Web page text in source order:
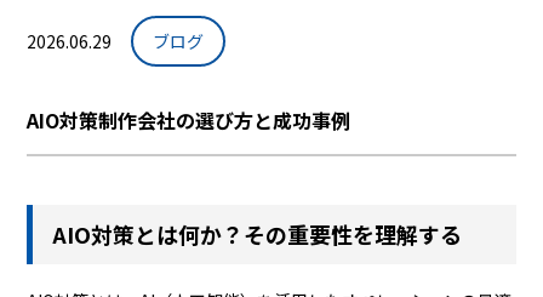
2026.06.29 ブログ
AIO対策制作会社の選び方と成功事例
AIO対策とは何か？その重要性を理解する